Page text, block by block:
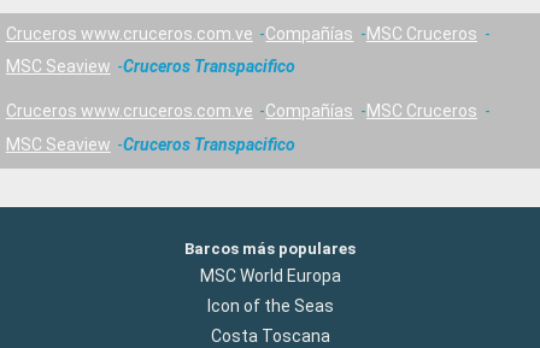
Cruceros www.cruceros.com.ve Compañías
MSC Cruceros
MSC Seaview
Cruceros Transpacifico
Cruceros www.cruceros.com.ve Compañías
MSC Cruceros
MSC Seaview
Cruceros Transpacifico
Barcos más populares
MSC World Europa
Icon of the Seas
Costa Toscana